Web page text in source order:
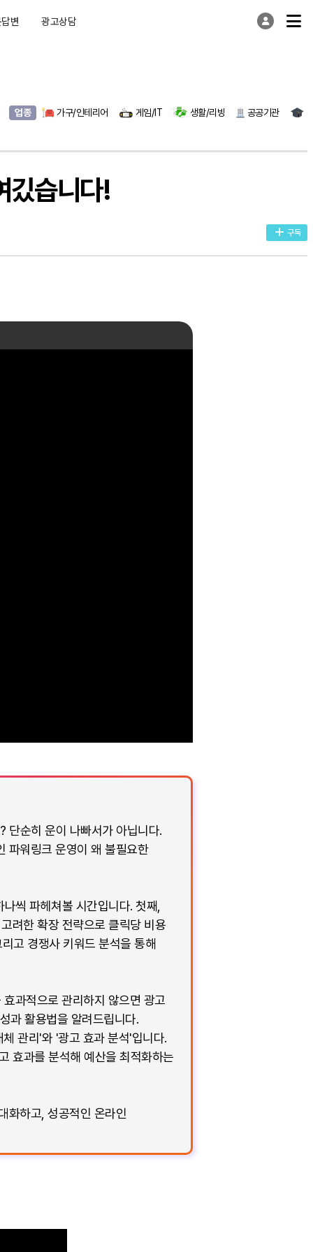
변 광고상담
업종 가구/인테리어 게임/IT 생활/리빙 공공기관
깄습니다!
구독
단순히 운이 나빠서가 아닙니다.
파워링크 운영이 왜 불필요한
씩 파헤쳐볼 시간입니다. 첫째,
려한 확장 전략으로 클릭당 비용
고 경쟁사 키워드 분석을 통해
과적으로 관리하지 않으면 광고
과 활용법을 알려드립니다.
관리'와 '광고 효과 분석'입니다.
효과를 분석해 예산을 최적화하는
화하고, 성공적인 온라인